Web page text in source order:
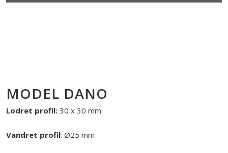
MODEL DANO
Lodret profil:30 x 30 mm
Vandret profil: Ø25 mm